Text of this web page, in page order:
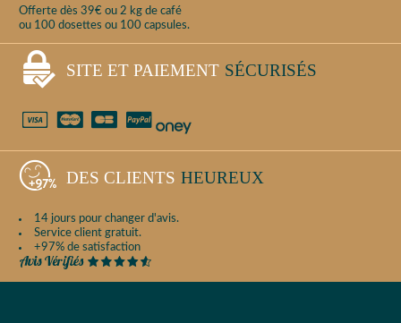
Offerte dès 39€ ou 2 kg de café
ou 100 dosettes ou 100 capsules.
SITE ET PAIEMENT SÉCURISÉS
DES CLIENTS HEUREUX
14 jours pour changer d'avis.
Service client gratuit.
+97% de satisfaction